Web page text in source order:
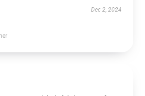
Dec 2, 2024